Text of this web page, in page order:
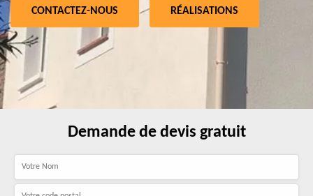
CONTACTEZ-NOUS RÉALISATIONS
Demande de devis gratuit